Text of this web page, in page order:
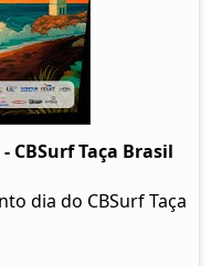
- CBSurf Taça Brasil
dia do CBSurf Taça